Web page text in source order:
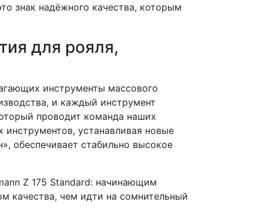
знак надёжного качества, которым
для рояля,
инструменты массового
и каждый инструмент
проводит команда наших
устанавливая новые
обеспечивает стабильно высокое
Z 175 Standard: начинающим
качества, чем идти на сомнительный